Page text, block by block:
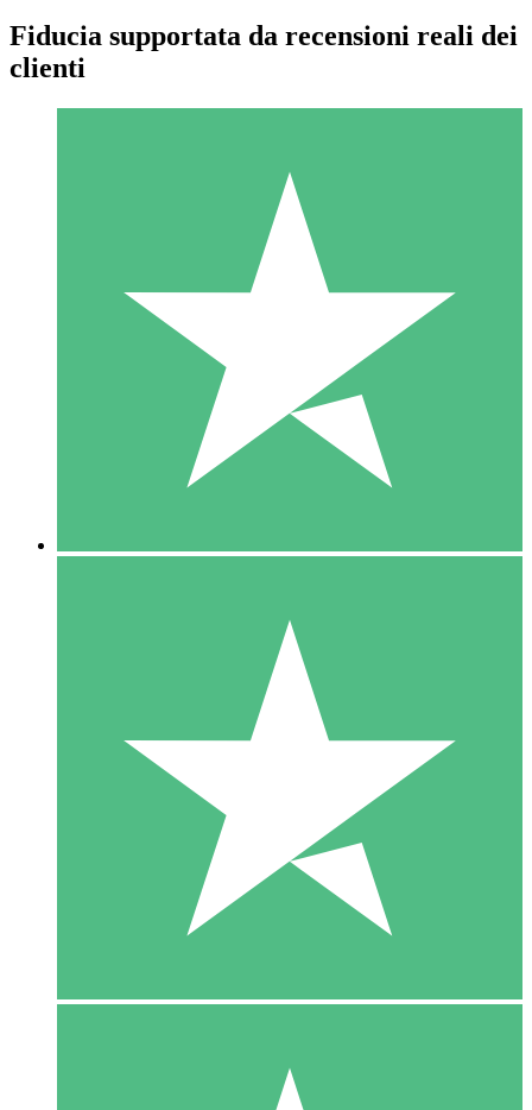
Pacchetti di Crediti Individuali
Paga a consumo con crediti di download. Nessun impegno
1 Download
10
US$1500
10 Download
20
Fiducia supportata da recensioni reali dei
clienti